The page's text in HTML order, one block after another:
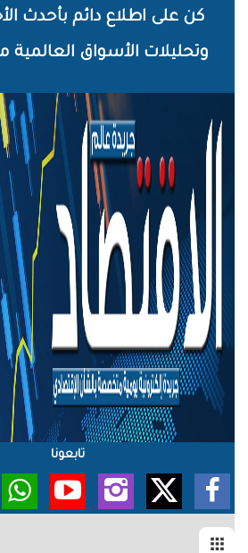
الرئيسي
كن على اطلاع دائم بأحدث
وتحليلات الأسواق
تابعونا